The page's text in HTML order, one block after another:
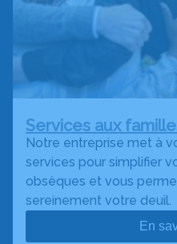
Services aux
Notre entreprise met à
services pour simplifier
obsèques et vous
sereinement votre deuil.
En